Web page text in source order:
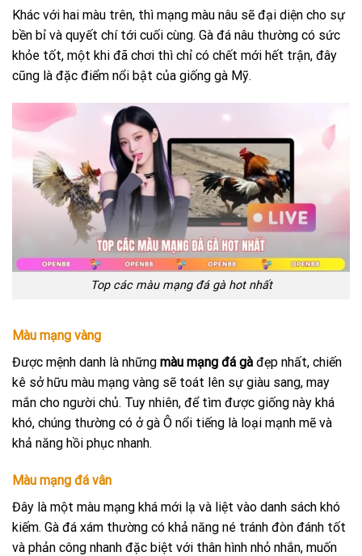
Khác với hai màu trên, thì mạng màu nâu sẽ đại diện cho sự
bền bỉ và quyết chí tới cuối cùng. Gà đá nâu thường có sức
khỏe tốt, một khi đã chơi thì chỉ có chết mới hết trận, đây
cũng là đặc điểm nổi bật của giống gà Mỹ.
Top các màu mạng đá gà hot nhất
Màu mạng vàng
Được mệnh danh là những màu mạng đá gà đẹp nhất, chiến
kê sở hữu màu mạng vàng sẽ toát lên sự giàu sang, may
mắn cho người chủ. Tuy nhiên, để tìm được giống này khá
khó, chúng thường có ở gà Ô nổi tiếng là loại mạnh mẽ và
khả năng hồi phục nhanh.
Màu mạng đá vân
Đây là một màu mạng khá mới lạ và liệt vào danh sách khó
kiếm. Gà đá xám thường có khả năng né tránh đòn đánh tốt
và phản công nhanh đặc biệt với thân hình nhỏ nhắn, muốn